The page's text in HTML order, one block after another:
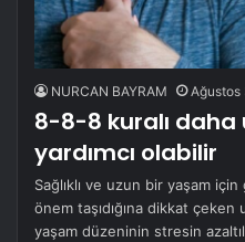
NURCAN BAYRAM Ağustos
8-8-8 kuralı daha
yardımcı olabilir
Sağlıklı ve uzun bir yaşam için
önem taşıdığına dikkat
yaşam düzeninin stresin